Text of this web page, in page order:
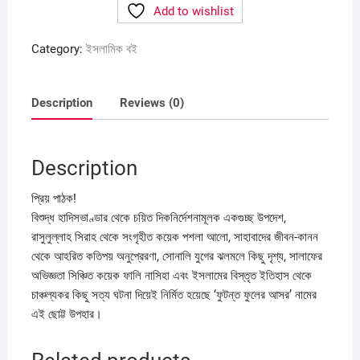
Add to wishlist
Category: ইসলামিক বই
Description Reviews (0)
Description
প্রিয় পাঠক!
বিশুদ্ধ হাদিসভাণ্ডার থেকে চয়িত দিকনির্দেশনামূলক একগুচ্ছ উপদেশ,
রাসুলুল্লাহ সিরাহ থেকে সংগৃহীত কয়েক পশলা আলো, সাহাবাদের জীবন-কানন
থেকে আহরিত কতিপয় অনুপ্রেরণা, সোনালি যুগের ঝলমলে কিছু দৃশ্য, সালাফের
অভিজ্ঞতা সিঞ্চিত কয়েক ফালি নাসিহা এবং ইসলামের বিস্তৃত ইতিহাস থেকে
চাঞ্চল্যকর কিছু সত্য ঘটনা দিয়েই নির্মিত হয়েছে ‘ফুটন্ত ফুলের আসর’ নামের
এই ছোট্ট উপহার।